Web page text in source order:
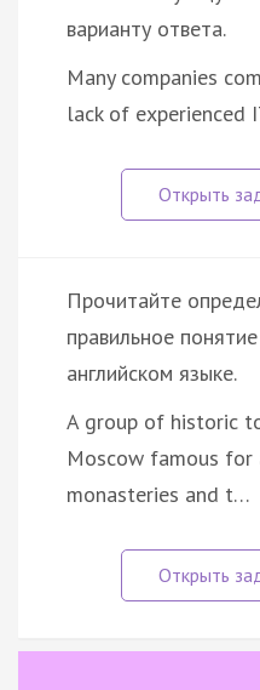
варианту ответа.
Many companies
lack of experienced
Прочитайте
правильное
английском языке.
A group of historic
Moscow famous for
monasteries and t…